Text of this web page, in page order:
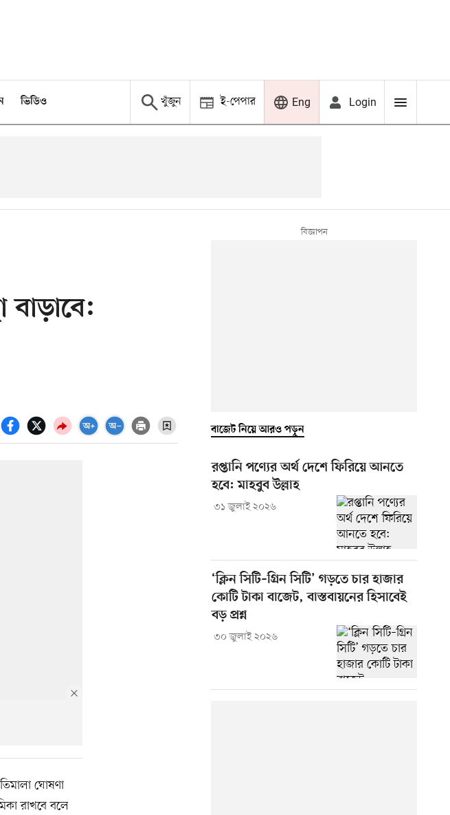
ভিডিও খুঁজুন ই-পেপার Eng Login
বাড়াবে:
ঘোষণা
রাখবে বলে
বাজেট নিয়ে আরও পড়ুন
রপ্তানি পণ্যের অর্থ দেশে ফিরিয়ে আনতে
হবে: মাহবুব উল্লাহ
৩১ জুলাই ২০২৬
‘ক্লিন সিটি–গ্রিন সিটি’ গড়তে চার হাজার
কোটি টাকা বাজেট, বাস্তবায়নের হিসাবেই
বড় প্রশ্ন
৩০ জুলাই ২০২৬